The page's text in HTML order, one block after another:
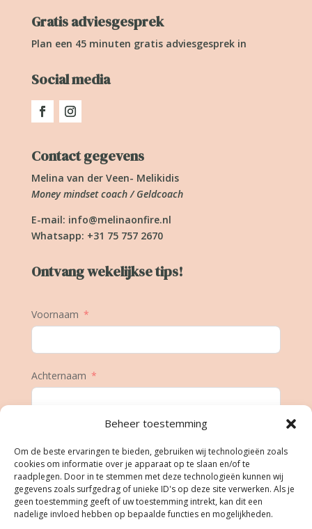
Beheer toestemming
Om de beste ervaringen te bieden, gebruiken wij technologieën zoals
cookies om informatie over je apparaat op te slaan en/of te
raadplegen. Door in te stemmen met deze technologieën kunnen wij
gegevens zoals surfgedrag of unieke ID's op deze site verwerken. Als je
geen toestemming geeft of uw toestemming intrekt, kan dit een
nadelige invloed hebben op bepaalde functies en mogelijkheden.
Gratis adviesgesprek
Plan een 45 minuten gratis adviesgesprek in
Social media
Contact gegevens
Melina van der Veen- Melikidis
Money mindset coach / Geldcoach
E-mail: info@melinaonfire.nl
Whatsapp: +31 75 757 2670
Ontvang wekelijkse tips!
Voornaam
Achternaam
Geboortedatum